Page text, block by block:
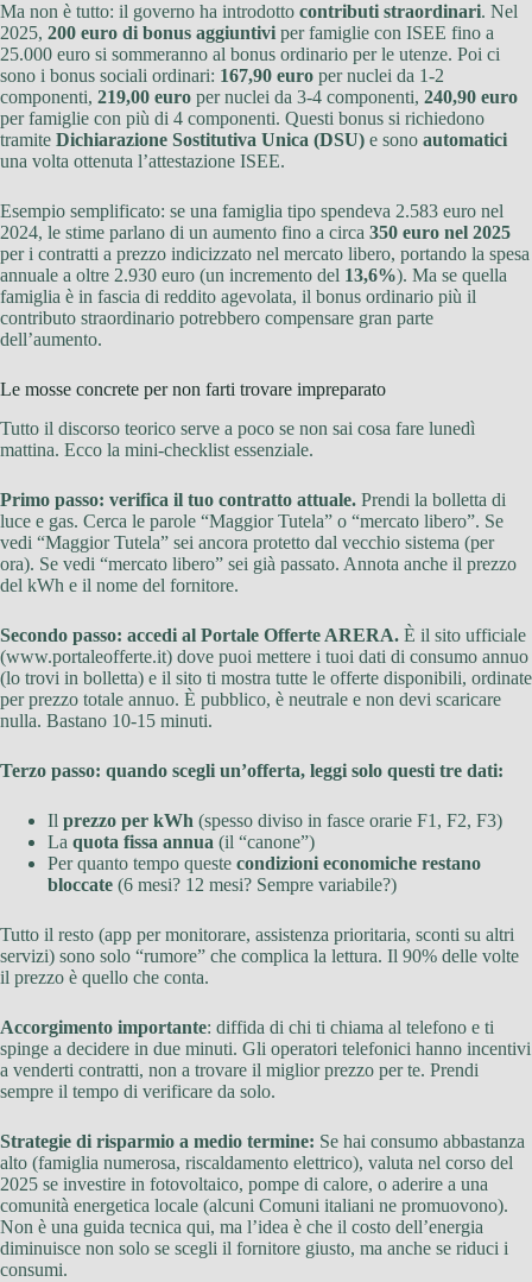
Ma non è tutto: il governo ha introdotto contributi straordinari. Nel
2025, 200 euro di bonus aggiuntivi per famiglie con ISEE fino a
25.000 euro si sommeranno al bonus ordinario per le utenze. Poi ci
sono i bonus sociali ordinari: 167,90 euro per nuclei da 1-2
componenti, 219,00 euro per nuclei da 3-4 componenti, 240,90 euro
per famiglie con più di 4 componenti. Questi bonus si richiedono
tramite Dichiarazione Sostitutiva Unica (DSU) e sono automatici
una volta ottenuta l’attestazione ISEE.
Esempio semplificato: se una famiglia tipo spendeva 2.583 euro nel
2024, le stime parlano di un aumento fino a circa 350 euro nel 2025
per i contratti a prezzo indicizzato nel mercato libero, portando la spesa
annuale a oltre 2.930 euro (un incremento del 13,6%). Ma se quella
famiglia è in fascia di reddito agevolata, il bonus ordinario più il
contributo straordinario potrebbero compensare gran parte
dell’aumento.
Le mosse concrete per non farti trovare impreparato
Tutto il discorso teorico serve a poco se non sai cosa fare lunedì
mattina. Ecco la mini-checklist essenziale.
Primo passo: verifica il tuo contratto attuale. Prendi la bolletta di
luce e gas. Cerca le parole “Maggior Tutela” o “mercato libero”. Se
vedi “Maggior Tutela” sei ancora protetto dal vecchio sistema (per
ora). Se vedi “mercato libero” sei già passato. Annota anche il prezzo
del kWh e il nome del fornitore.
Secondo passo: accedi al Portale Offerte ARERA. È il sito ufficiale
(www.portaleofferte.it) dove puoi mettere i tuoi dati di consumo annuo
(lo trovi in bolletta) e il sito ti mostra tutte le offerte disponibili, ordinate
per prezzo totale annuo. È pubblico, è neutrale e non devi scaricare
nulla. Bastano 10-15 minuti.
Terzo passo: quando scegli un’offerta, leggi solo questi tre dati:
Il prezzo per kWh (spesso diviso in fasce orarie F1, F2, F3)
La quota fissa annua (il “canone”)
Per quanto tempo queste condizioni economiche restano
bloccate (6 mesi? 12 mesi? Sempre variabile?)
Tutto il resto (app per monitorare, assistenza prioritaria, sconti su altri
servizi) sono solo “rumore” che complica la lettura. Il 90% delle volte
il prezzo è quello che conta.
Accorgimento importante: diffida di chi ti chiama al telefono e ti
spinge a decidere in due minuti. Gli operatori telefonici hanno incentivi
a venderti contratti, non a trovare il miglior prezzo per te. Prendi
sempre il tempo di verificare da solo.
Strategie di risparmio a medio termine: Se hai consumo abbastanza
alto (famiglia numerosa, riscaldamento elettrico), valuta nel corso del
2025 se investire in fotovoltaico, pompe di calore, o aderire a una
comunità energetica locale (alcuni Comuni italiani ne promuovono).
Non è una guida tecnica qui, ma l’idea è che il costo dell’energia
diminuisce non solo se scegli il fornitore giusto, ma anche se riduci i
consumi.